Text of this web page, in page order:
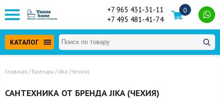
+7 965 431-31-11
+7 495 481-41-74
0
КАТАЛОГ
Главная / Бренды / Jika (Чехия)
САНТЕХНИКА ОТ БРЕНДА JIKA (ЧЕХИЯ)